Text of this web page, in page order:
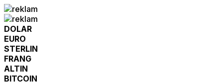
DOLAR
EURO
STERLIN
FRANG
ALTIN
BITCOIN